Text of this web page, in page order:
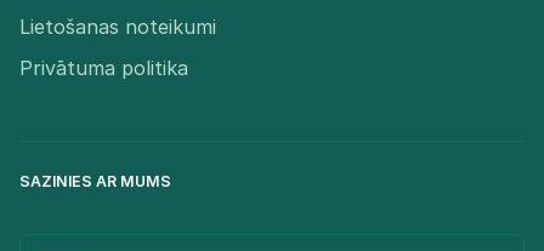
Lietošanas noteikumi
Privātuma politika
SAZINIES AR MUMS